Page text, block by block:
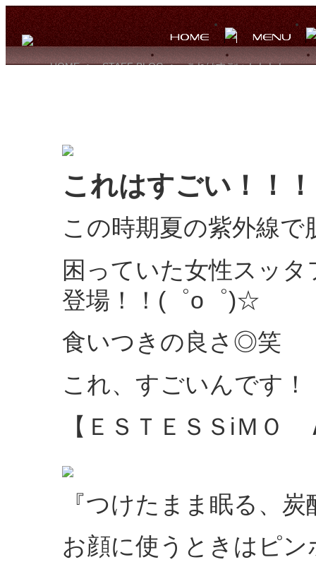
HOME > STAFF BLOG > これはすごい！！！！
これはすごい！！
この時期夏の紫外線
困っていた女性スッ
登場！！(゜o゜)☆
食いつきの良さ◎笑
これ、すごいんです！
【ＥＳＴＥＳＳiＭＯ
『つけたまま眠る、
お顔に使うときはピ